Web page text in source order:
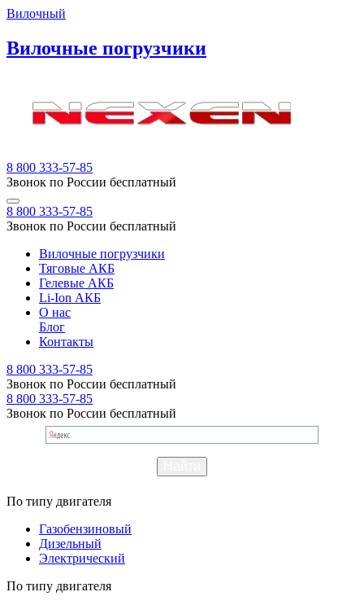
Вилочный
Вилочные погрузчики
8 800 333-57-85
Звонок по России бесплатный
8 800 333-57-85
Звонок по России бесплатный
Вилочные погрузчики
Тяговые АКБ
Гелевые АКБ
Li-Ion АКБ
О нас
Блог
Контакты
8 800 333-57-85
Звонок по России бесплатный
8 800 333-57-85
Звонок по России бесплатный
По типу двигателя
Газобензиновый
Дизельный
Электрический
По типу двигателя